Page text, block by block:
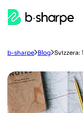
Accedere
principale
Vai
principale
b-
sharpe
b-sharpe Blog